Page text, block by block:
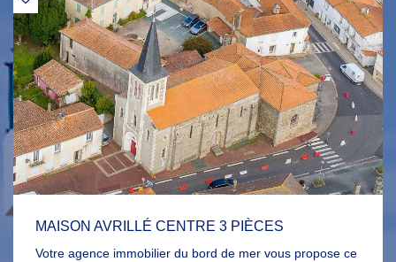
MAISON AVRILLÉ CENTRE 3 PIÈCES
Votre agence immobilier du bord de mer vous propose ce